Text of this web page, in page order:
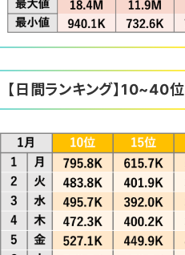
【日間ランキング】10~40位